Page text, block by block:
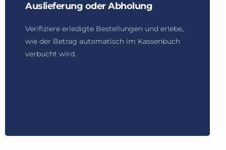
Auslieferung oder Abholung
Verifiziere erledigte Bestellungen und erlebe,
wie der Betrag automatisch im Kassenbuch
verbucht wird.